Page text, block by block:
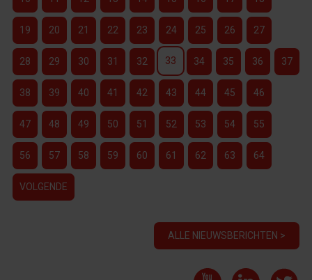
19 20 21 22 23 24 25 26 27
28 29 30 31 32 33 34 35 36 37
38 39 40 41 42 43 44 45 46
47 48 49 50 51 52 53 54 55
56 57 58 59 60 61 62 63 64
VOLGENDE
ALLE NIEUWSBERICHTEN >